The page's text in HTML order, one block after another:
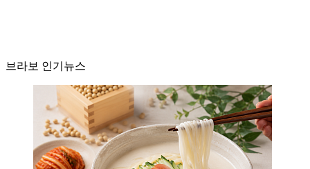
브라보 인기뉴스